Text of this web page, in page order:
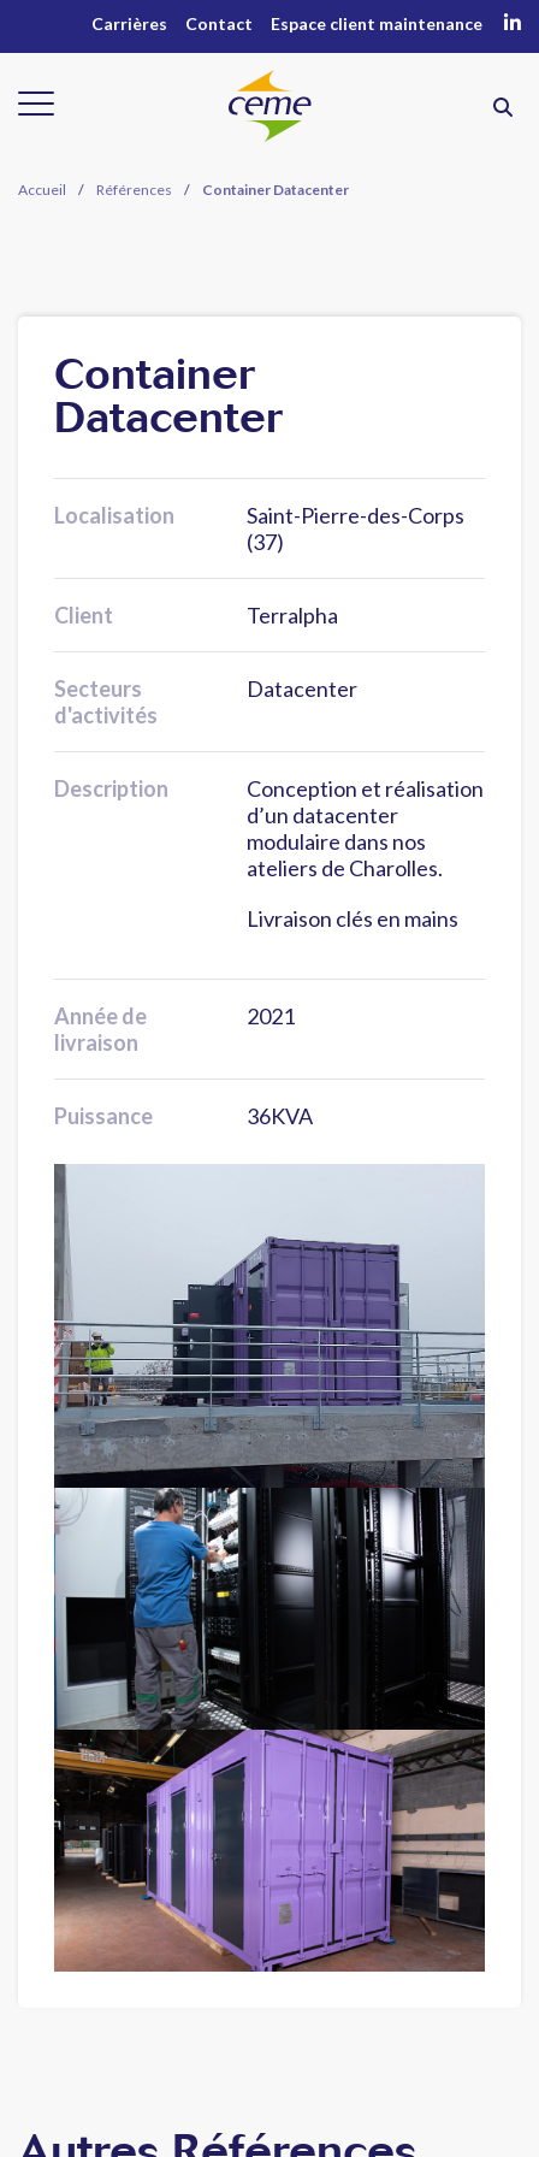
Carrières Contact Espace client maintenance
Accueil / Références / Container Datacenter
Container
Datacenter
Localisation
Saint-Pierre-des-Corps
(37)
Client Terralpha
Secteurs
d'activités
Datacenter
Description
Conception et réalisation
d’un datacenter
modulaire dans nos
ateliers de Charolles.
Livraison clés en mains
Année de
livraison
2021
Puissance 36KVA